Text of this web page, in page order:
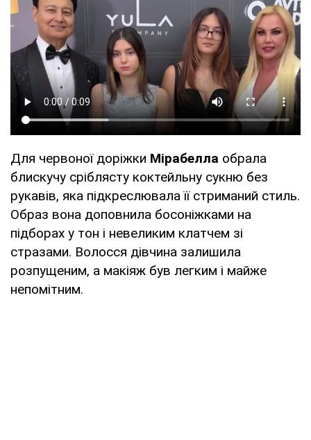
Для червоної доріжки Мірабелла обрала
блискучу сріблясту коктейльну сукню без
рукавів, яка підкреслювала її стриманий стиль.
Образ вона доповнила босоніжками на
підборах у тон і невеликим клатчем зі
стразами. Волосся дівчина залишила
розпущеним, а макіяж був легким і майже
непомітним.